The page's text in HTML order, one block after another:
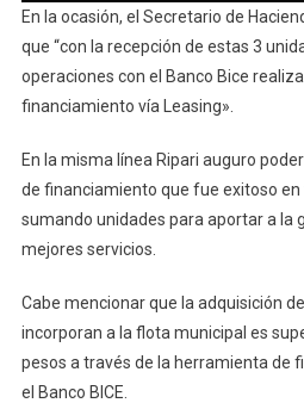
En la ocasión, el Secretario de
que “con la recepción de estas 3
operaciones con el Banco Bice
financiamiento vía Leasing».
En la misma línea Ripari auguro
de financiamiento que fue exitoso
sumando unidades para aportar a la
mejores servicios.
Cabe mencionar que la adquisición
incorporan a la flota municipal es
pesos a través de la herramienta de
el Banco BICE.